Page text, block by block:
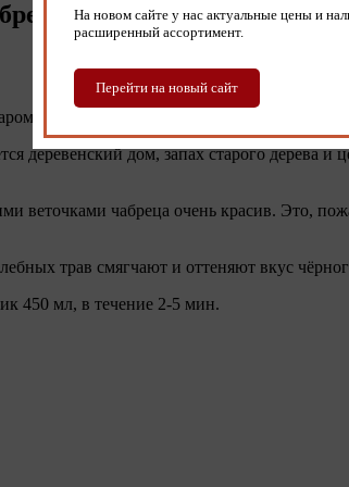
(1кг)
масла.
деревенский дом, запах старого
веточками чабреца очень красив. Это,
трав смягчают и оттеняют вкус
450 мл, в течение 2-5 мин.
На новом сайте у нас актуальные цены и
расширенный ассортимент.
Перейти на новый сайт